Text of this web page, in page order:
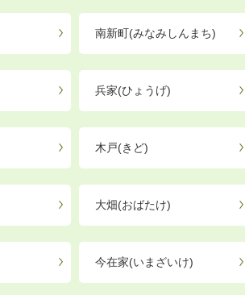
南新町(みなみしんまち)
兵家(ひょうげ)
木戸(きど)
大畑(おばたけ)
今在家(いまざいけ)